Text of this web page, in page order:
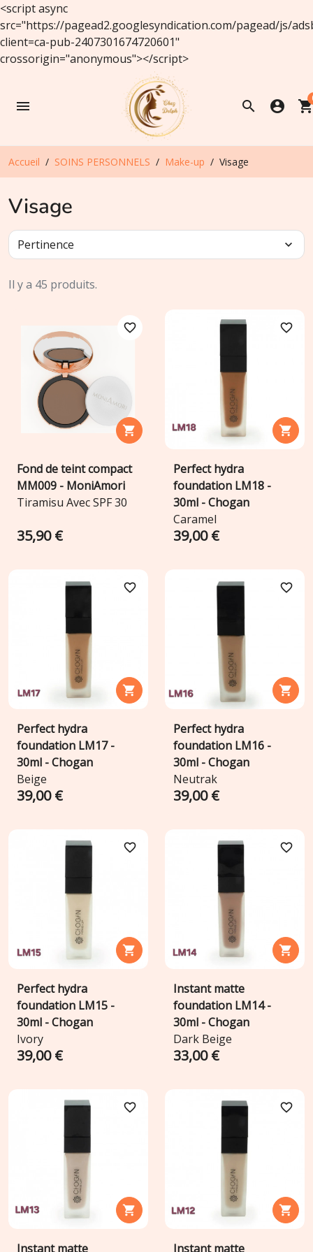
<script async
src="https://pagead2.googlesyndication.com/pagead/js/
client=ca-pub-2407301674720601"
crossorigin="anonymous"></script>
menu search account_circle
Accueil SOINS PERSONNELS Make-up Visage
Visage
Il y a 45 produits.
Pertinence expand_more

favorite_border
Fond de teint compact
MM009 - MoniAmori
Tiramisu Avec SPF 30
35,90 €

favorite_border
Perfect hydra
foundation LM18 -
30ml - Chogan
Caramel
39,00 €

favorite_border
Perfect hydra
foundation LM17 -
30ml - Chogan
Beige
39,00 €

favorite_border
Perfect hydra
foundation LM16 -
30ml - Chogan
Neutrak
39,00 €

favorite_border
Perfect hydra
foundation LM15 -
30ml - Chogan
Ivory
39,00 €

favorite_border
Instant matte
foundation LM14 -
30ml - Chogan
Dark Beige
33,00 €

favorite_border
Instant matte

favorite_border
Instant matte